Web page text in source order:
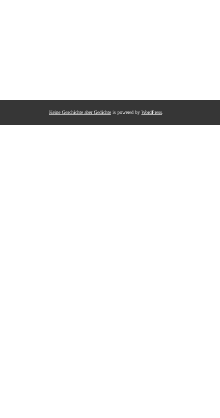
Keine Geschichte aber Gedichte is powered by WordPress